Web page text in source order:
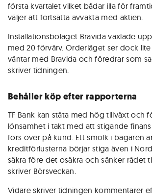
första kvartalet vilket bådar illa för
väljer att fortsätta avvakta med aktien.
Installationsbolaget Bravida växlade
med 20 förvärv. Orderläget ser dock
väntar med Bravida och föredrar som
skriver tidningen.
Behåller köp efter rapporterna
TF Bank kan ståta med hög tillväxt och
lönsamhet i takt med att stigande
förs över på kund. Ett smolk i bägaren
kreditförlusterna börjar stiga även i
säkra före det osäkra och sänker rådet
skriver Börsveckan.
Vidare skriver tidningen kommentarer